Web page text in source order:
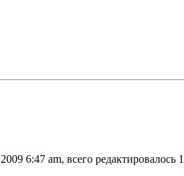
6:47 am, всего редактировалось 1